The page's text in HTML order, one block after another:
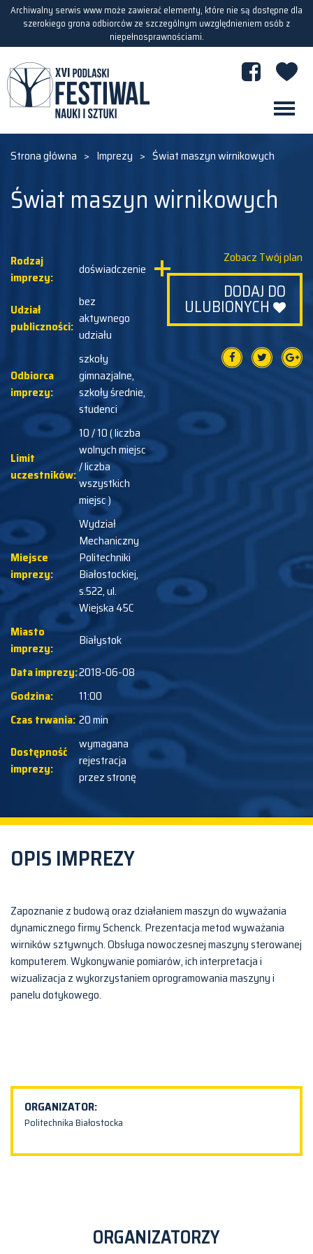
Archiwalny serwis www może zawierać elementy, które nie są dostępne dla
szerokiego grona odbiorców ze szczególnym uwzględnieniem osób z
niepełnosprawnościami.
Strona główna > Imprezy > Świat maszyn wirnikowych
Świat maszyn wirnikowych
Rodzaj
imprezy:
doświadczenie
Udział
publiczności:
bez
aktywnego
udziału
Odbiorca
imprezy:
szkoły
gimnazjalne,
szkoły średnie,
studenci
Limit
uczestników:
10 / 10 ( liczba
wolnych miejsc
/ liczba
wszystkich
miejsc )
Miejsce
imprezy:
Wydział
Mechaniczny
Politechniki
Białostockiej,
s.522, ul.
Wiejska 45C
Miasto
imprezy:
Białystok
Data imprezy:2018-06-08
Godzina:
11:00
Czas trwania: 20 min
Dostępność
imprezy:
wymagana
rejestracja
przez stronę
Zobacz Twój plan
DODAJ DO
ULUBIONYCH
OPIS IMPREZY
Zapoznanie z budową oraz działaniem maszyn do wyważania
dynamicznego firmy Schenck. Prezentacja metod wyważania
wirników sztywnych. Obsługa nowoczesnej maszyny sterowanej
komputerem. Wykonywanie pomiarów, ich interpretacja i
wizualizacja z wykorzystaniem oprogramowania maszyny i
panelu dotykowego.
ORGANIZATOR:
Politechnika Białostocka
ORGANIZATORZY